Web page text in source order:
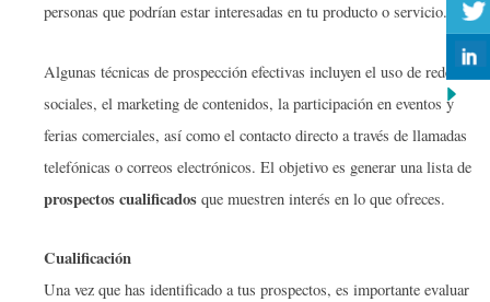
personas que podrían estar interesadas en tu producto o servicio.
Algunas técnicas de prospección efectivas incluyen el uso de redes
sociales, el marketing de contenidos, la participación en eventos y
ferias comerciales, así como el contacto directo a través de llamadas
telefónicas o correos electrónicos. El objetivo es generar una lista de
prospectos cualificados que muestren interés en lo que ofreces.
Cualificación
Una vez que has identificado a tus prospectos, es importante evaluar